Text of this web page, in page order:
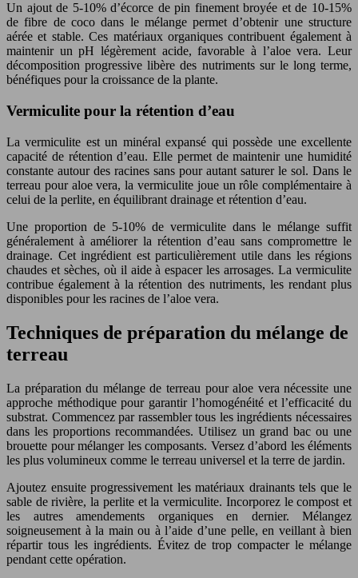
Un ajout de 5-10% d’écorce de pin finement broyée et de 10-15%
de fibre de coco dans le mélange permet d’obtenir une structure
aérée et stable. Ces matériaux organiques contribuent également à
maintenir un pH légèrement acide, favorable à l’aloe vera. Leur
décomposition progressive libère des nutriments sur le long terme,
bénéfiques pour la croissance de la plante.
Vermiculite pour la rétention d’eau
La vermiculite est un minéral expansé qui possède une excellente
capacité de rétention d’eau. Elle permet de maintenir une humidité
constante autour des racines sans pour autant saturer le sol. Dans le
terreau pour aloe vera, la vermiculite joue un rôle complémentaire à
celui de la perlite, en équilibrant drainage et rétention d’eau.
Une proportion de 5-10% de vermiculite dans le mélange suffit
généralement à améliorer la rétention d’eau sans compromettre le
drainage. Cet ingrédient est particulièrement utile dans les régions
chaudes et sèches, où il aide à espacer les arrosages. La vermiculite
contribue également à la rétention des nutriments, les rendant plus
disponibles pour les racines de l’aloe vera.
Techniques de préparation du mélange de
terreau
La préparation du mélange de terreau pour aloe vera nécessite une
approche méthodique pour garantir l’homogénéité et l’efficacité du
substrat. Commencez par rassembler tous les ingrédients nécessaires
dans les proportions recommandées. Utilisez un grand bac ou une
brouette pour mélanger les composants. Versez d’abord les éléments
les plus volumineux comme le terreau universel et la terre de jardin.
Ajoutez ensuite progressivement les matériaux drainants tels que le
sable de rivière, la perlite et la vermiculite. Incorporez le compost et
les autres amendements organiques en dernier. Mélangez
soigneusement à la main ou à l’aide d’une pelle, en veillant à bien
répartir tous les ingrédients. Évitez de trop compacter le mélange
pendant cette opération.